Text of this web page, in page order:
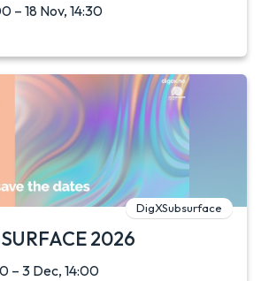
– 18 Nov, 14:30
DigXSubsurface
2026
– 3 Dec, 14:00